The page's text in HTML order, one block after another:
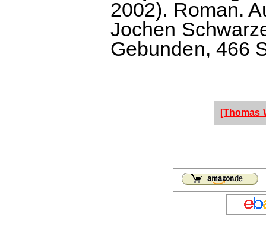
2002). Roman.
Jochen
Gebunden, 466
[Thomas